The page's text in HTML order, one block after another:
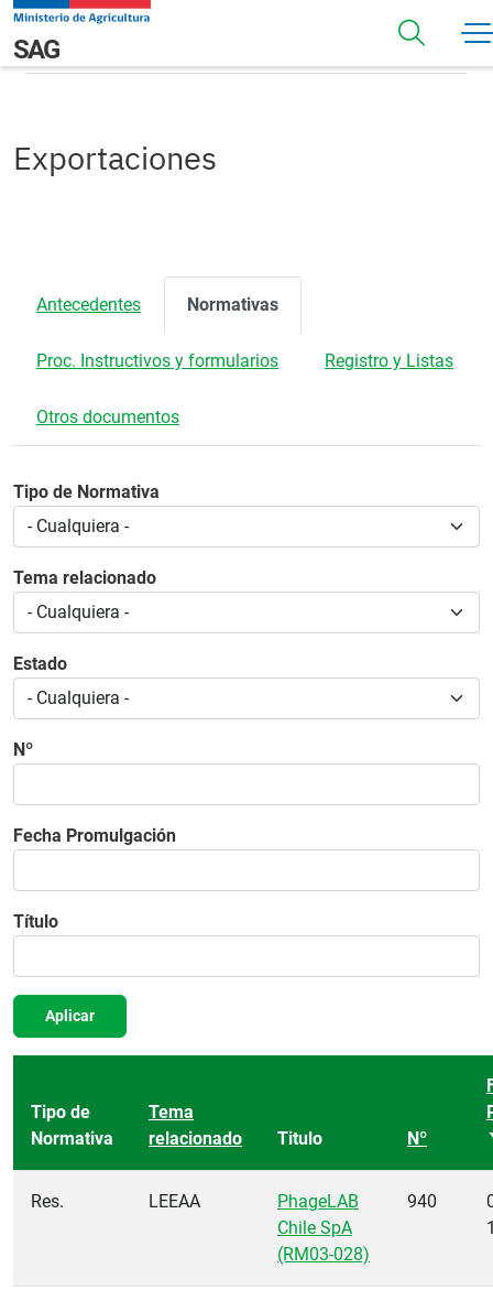
Pasar al contenido principal
Navegación principal
SAGNormativas
Exportaciones
Antecedentes Normativas
Proc. Instructivos y formularios Registro y Listas
Otros documentos
Tipo de Normativa
Tema relacionado
Estado
Nº
Fecha Promulgación
Título
Aplicar
Tipo de
Normativa
Tema
relacionado
Titulo Nº
Res. LEEAA
PhageLAB
Chile SpA
(RM03-028)
940